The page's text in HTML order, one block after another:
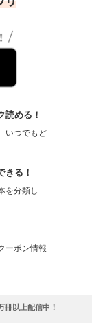
読める！
いつでもど
きる！
を分類し
ーポン情報
冊以上配信中！